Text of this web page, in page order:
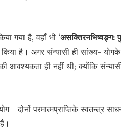
गया है, वहाँ भी ‘असक्तिरनभिष्वङ्ग:
है। अगर संन्यासी ही सांख्य- योगके
ही नहीं थी; क्योंकि
परमात्मप्राप्तिके स्वतन्त्र